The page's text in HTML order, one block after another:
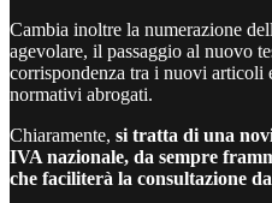
Cambia inoltre la numerazione
agevolare, il passaggio al nuovo
corrispondenza tra i nuovi articoli
normativi abrogati.
Chiaramente, si tratta di una
IVA nazionale, da sempre
che faciliterà la consultazione